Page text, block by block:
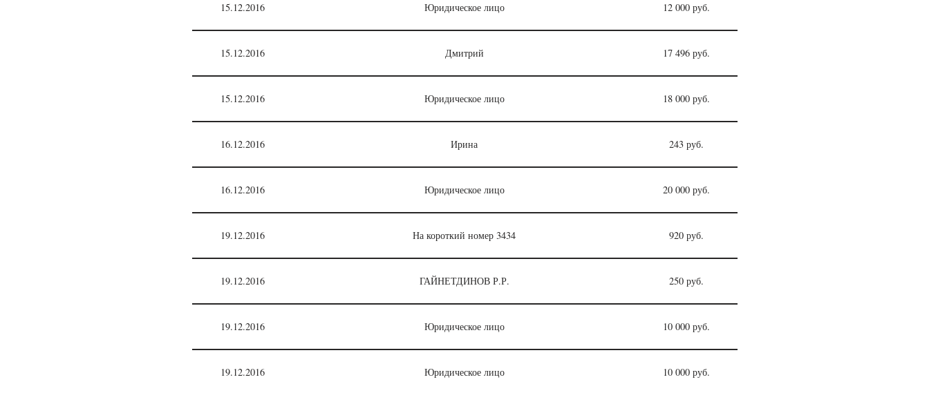
15.12.2016 Юридическое лицо 12 000 руб.
15.12.2016 Дмитрий 17 496 руб.
15.12.2016 Юридическое лицо 18 000 руб.
16.12.2016 Ирина 243 руб.
16.12.2016 Юридическое лицо 20 000 руб.
19.12.2016 На короткий номер 3434 920 руб.
19.12.2016 ГАЙНЕТДИНОВ Р.Р. 250 руб.
19.12.2016 Юридическое лицо 10 000 руб.
19.12.2016 Юридическое лицо 10 000 руб.